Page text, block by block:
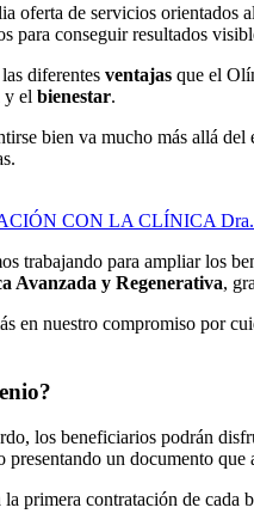
oferta de servicios orientados
para conseguir resultados
diferentes ventajas que el
y el bienestar.
bien va mucho más allá
CON LA CLÍNICA
trabajando para ampliar los
Avanzada y Regenerativa,
en nuestro compromiso por
los beneficiarios podrán
presentando un documento
primera contratación de cada